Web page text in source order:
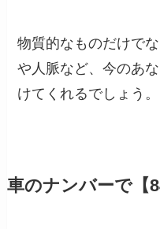
物質的なものだけで
や人脈など、今のあ
けてくれるでしょう。
車のナンバーで【